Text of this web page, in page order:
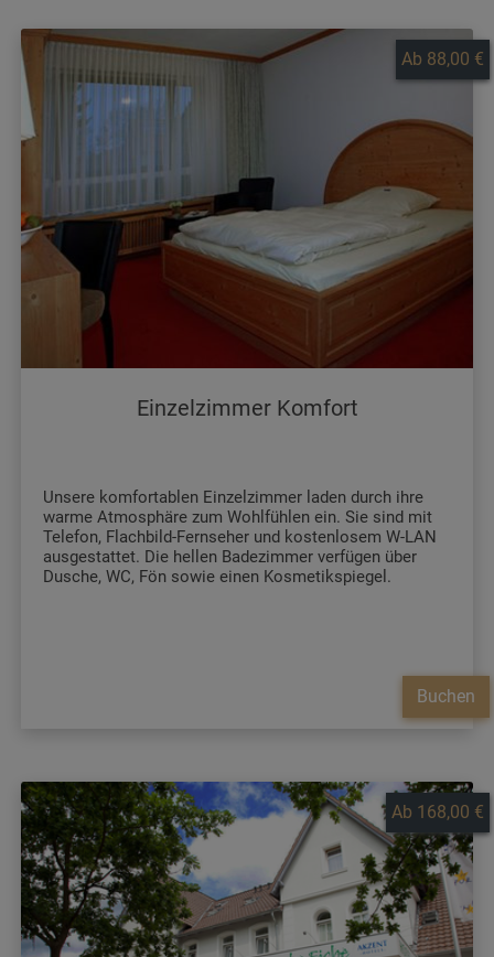
Einzelzimmer Komfort
Ab 88,00 €
Unsere komfortablen Einzelzimmer laden durch ihre
warme Atmosphäre zum Wohlfühlen ein. Sie sind mit
Telefon, Flachbild-Fernseher und kostenlosem W-LAN
ausgestattet. Die hellen Badezimmer verfügen über
Dusche, WC, Fön sowie einen Kosmetikspiegel.
Buchen
Ab 168,00 €